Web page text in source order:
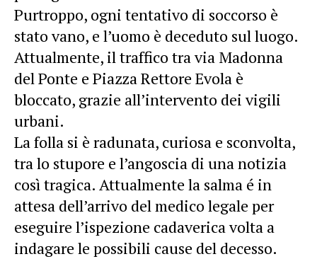
Purtroppo, ogni tentativo di soccorso è
stato vano, e l’uomo è deceduto sul luogo.
Attualmente, il traffico tra via Madonna
del Ponte e Piazza Rettore Evola è
bloccato, grazie all’intervento dei vigili
urbani.
La folla si è radunata, curiosa e sconvolta,
tra lo stupore e l’angoscia di una notizia
così tragica. Attualmente la salma é in
attesa dell’arrivo del medico legale per
eseguire l’ispezione cadaverica volta a
indagare le possibili cause del decesso.